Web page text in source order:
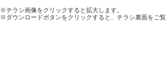
※チラシ画像をクリックすると拡大します。
※ダウンロードボタンをクリックすると、チラシ裏面をご覧